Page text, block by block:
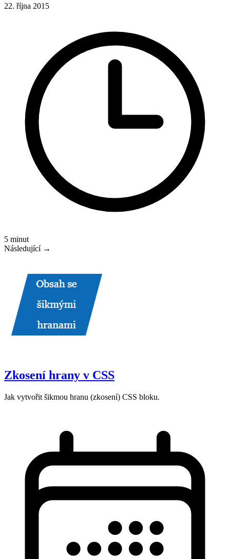
22. října 2015
5 minut
Následující →
Zkosení hrany v CSS
Jak vytvořit šikmou hranu (zkosení) CSS bloku.